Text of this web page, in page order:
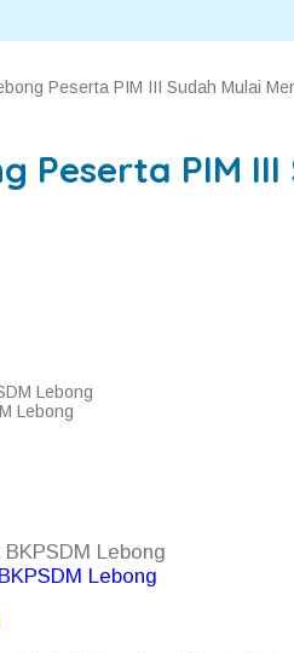
Peserta PIM III Sudah Mulai
Peserta PIM
Lebong
Lebong